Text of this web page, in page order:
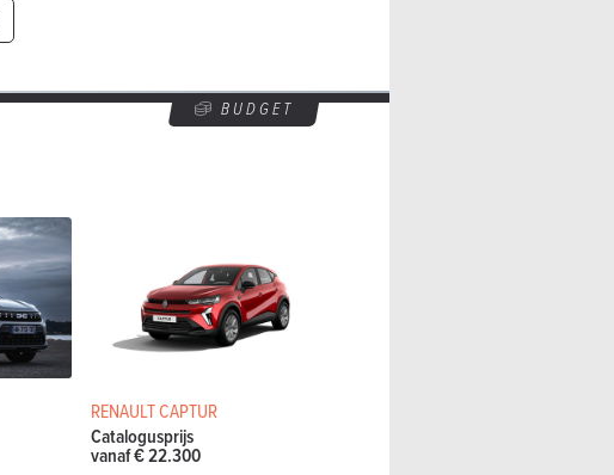
BUDGET
RENAULT CAPTUR
Catalogusprijs
vanaf € 22.300